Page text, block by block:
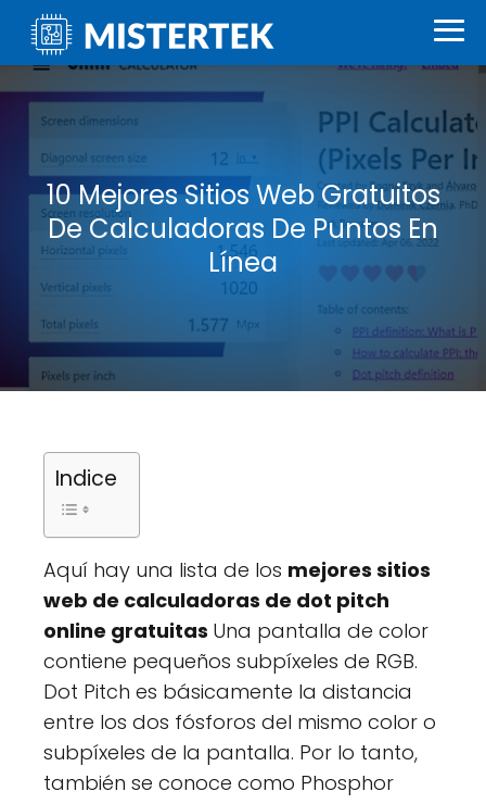
10 Mejores Sitios Web Gratuitos
De Calculadoras De Puntos En
Línea
Indice
Aquí hay una lista de los mejores sitios
web de calculadoras de dot pitch
online gratuitas Una pantalla de color
contiene pequeños subpíxeles de RGB.
Dot Pitch es básicamente la distancia
entre los dos fósforos del mismo color o
subpíxeles de la pantalla. Por lo tanto,
también se conoce como Phosphor